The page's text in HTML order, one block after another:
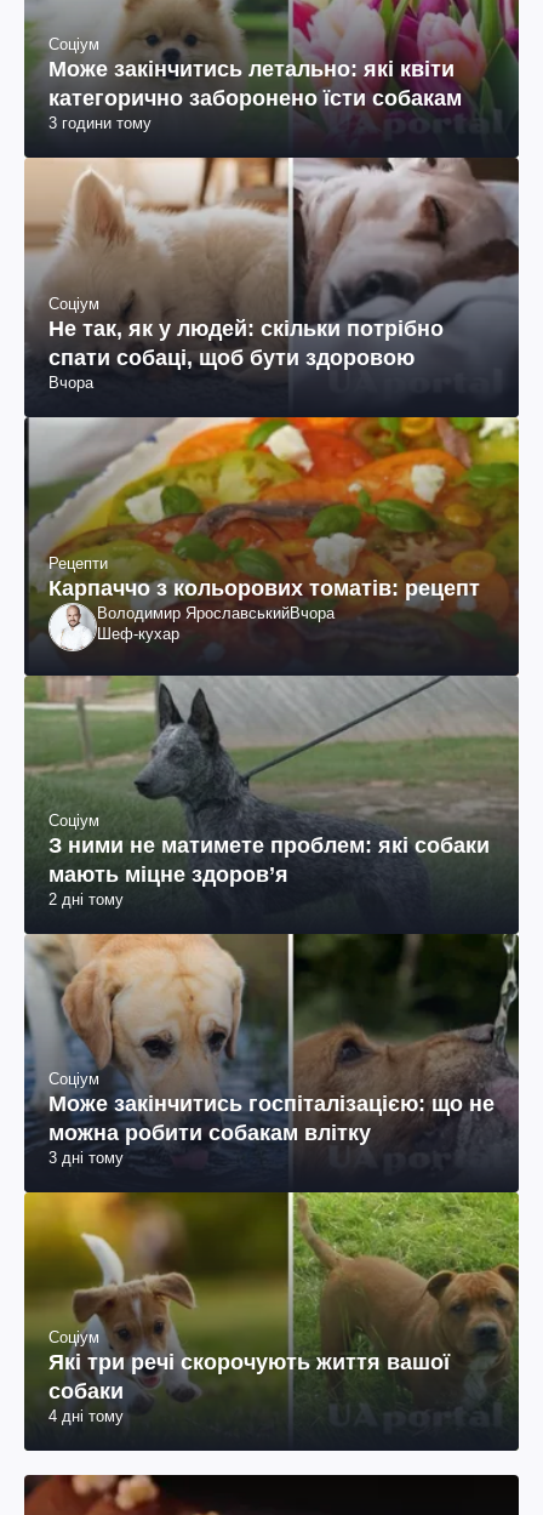
Соціум
Може закінчитись летально: які квіти
категорично заборонено їсти собакам
3 години тому
Соціум
Не так, як у людей: скільки потрібно
спати собаці, щоб бути здоровою
Вчора
Рецепти
Карпаччо з кольорових томатів: рецепт
Володимир ЯрославськийВчора
Шеф-кухар
Соціум
З ними не матимете проблем: які собаки
мають міцне здоров’я
2 дні тому
Соціум
Може закінчитись госпіталізацією: що не
можна робити собакам влітку
3 дні тому
Соціум
Які три речі скорочують життя вашої
собаки
4 дні тому